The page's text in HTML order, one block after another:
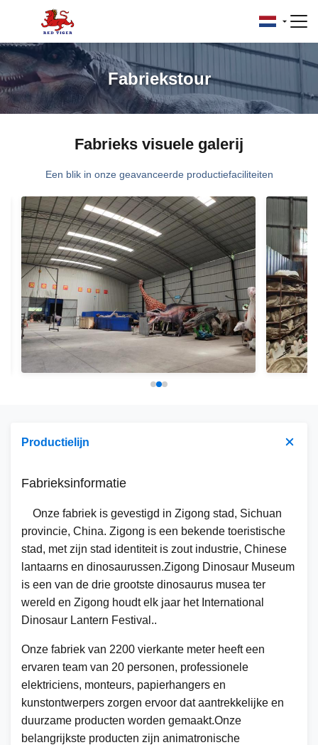
Fabriekstour
Fabrieks visuele galerij
Een blik in onze geavanceerde productiefaciliteiten
Productielijn
Fabrieksinformatie
Onze fabriek is gevestigd in Zigong stad, Sichuan
provincie, China. Zigong is een bekende toeristische
stad, met zijn stad identiteit is zout industrie, Chinese
lantaarns en dinosaurussen.Zigong Dinosaur Museum
is een van de drie grootste dinosaurus musea ter
wereld en Zigong houdt elk jaar het International
Dinosaur Lantern Festival..
Onze fabriek van 2200 vierkante meter heeft een
ervaren team van 20 personen, professionele
elektriciens, monteurs, papierhangers en
kunstontwerpers zorgen ervoor dat aantrekkelijke en
duurzame producten worden gemaakt.Onze
belangrijkste producten zijn animatronische